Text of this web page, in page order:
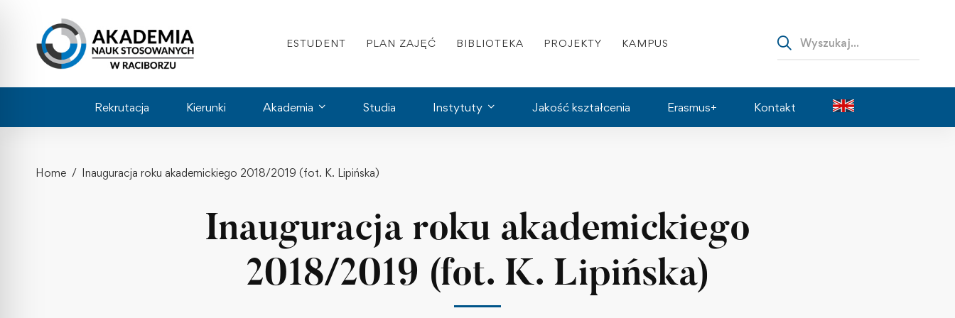
ESTUDENT PLAN ZAJĘĆ BIBLIOTEKA PROJEKTY KAMPUS
Rekrutacja Kierunki Akademia Studia Instytuty Jakość kształcenia Erasmus+ Kontakt
Home Inauguracja roku akademickiego 2018/2019 (fot. K. Lipińska)
Inauguracja roku akademickiego
2018/2019 (fot. K. Lipińska)